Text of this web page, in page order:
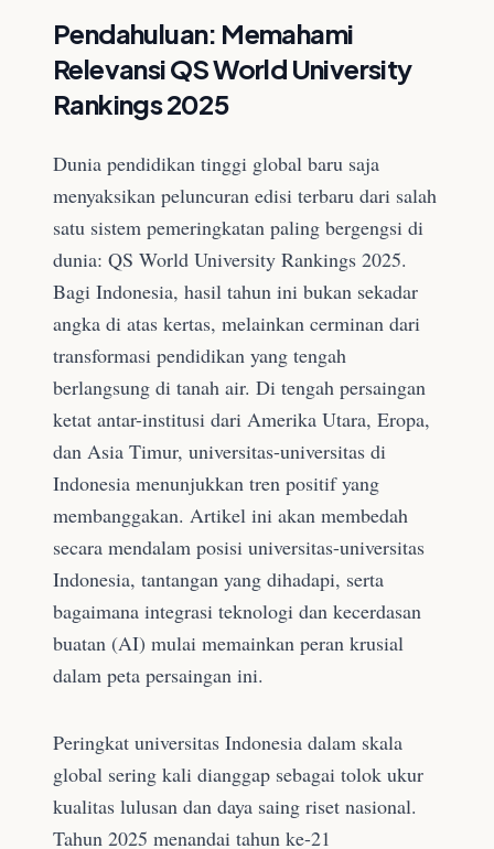
Pendahuluan: Memahami
Relevansi QS World University
Rankings 2025
Dunia pendidikan tinggi global baru saja
menyaksikan peluncuran edisi terbaru dari salah
satu sistem pemeringkatan paling bergengsi di
dunia: QS World University Rankings 2025.
Bagi Indonesia, hasil tahun ini bukan sekadar
angka di atas kertas, melainkan cerminan dari
transformasi pendidikan yang tengah
berlangsung di tanah air. Di tengah persaingan
ketat antar-institusi dari Amerika Utara, Eropa,
dan Asia Timur, universitas-universitas di
Indonesia menunjukkan tren positif yang
membanggakan. Artikel ini akan membedah
secara mendalam posisi universitas-universitas
Indonesia, tantangan yang dihadapi, serta
bagaimana integrasi teknologi dan kecerdasan
buatan (AI) mulai memainkan peran krusial
dalam peta persaingan ini.
Peringkat universitas Indonesia dalam skala
global sering kali dianggap sebagai tolok ukur
kualitas lulusan dan daya saing riset nasional.
Tahun 2025 menandai tahun ke-21